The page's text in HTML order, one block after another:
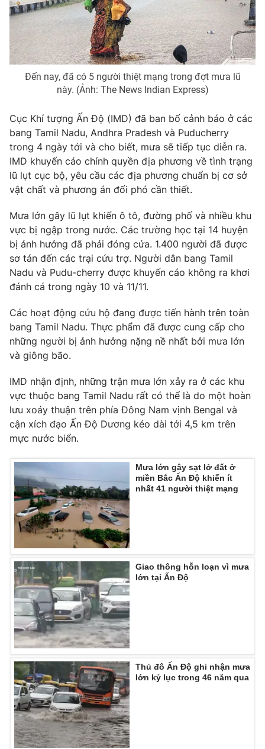
Video Shorts video
VTV Money VTV Thể thao
VTV Sức khoẻ Bất động sản
Thị trường 24h
VTV4 Vươn mình bằng AI
VTV9 VTV8
Liên hệ tòa soạn English
THỜI BÁO VTV
Theo dõi báo trên
Cơ quan báo chí: Thời báo VTV
Giấy phép hoạt động báo in và báo điện tử số 483/GP-BTTTT
cấp ngày 29/12/2023
Tổng Biên tập: Vũ Thanh Thủy
Phó Tổng Biên tập:
Nguyễn Trọng Ninh
Tổng đài VTV:
024.38 355 931 - 024.38 355 932
Ðiện thoại Thời báo VTV:024.66 897 897
Email:toasoan@vtv.vn
Liên hệ quảng cáo:024-7300.7108
® Cấm sao chép dưới mọi hình thức nếu không có sự chấp
thuận bằng văn bản. Ghi rõ nguồn VTV.vn khi phát hành lại
thông tin từ website này.
Đến nay, đã có 5 người thiệt mạng trong đợt mưa lũ
này. (Ảnh: The News Indian Express)
Cục Khí tượng Ấn Độ (IMD) đã ban bố cảnh báo ở các
bang Tamil Nadu, Andhra Pradesh và Puducherry
trong 4 ngày tới và cho biết, mưa sẽ tiếp tục diễn ra.
IMD khuyến cáo chính quyền địa phương về tình trạng
lũ lụt cục bộ, yêu cầu các địa phương chuẩn bị cơ sở
vật chất và phương án đối phó cần thiết.
Mưa lớn gây lũ lụt khiến ô tô, đường phố và nhiều khu
vực bị ngập trong nước. Các trường học tại 14 huyện
bị ảnh hưởng đã phải đóng cửa. 1.400 người đã được
sơ tán đến các trại cứu trợ. Người dân bang Tamil
Nadu và Pudu-cherry được khuyến cáo không ra khơi
đánh cá trong ngày 10 và 11/11.
Các hoạt động cứu hộ đang được tiến hành trên toàn
bang Tamil Nadu. Thực phẩm đã được cung cấp cho
những người bị ảnh hưởng nặng nề nhất bởi mưa lớn
và giông bão.
IMD nhận định, những trận mưa lớn xảy ra ở các khu
vực thuộc bang Tamil Nadu rất có thể là do một hoàn
lưu xoáy thuận trên phía Đông Nam vịnh Bengal và
cận xích đạo Ấn Độ Dương kéo dài tới 4,5 km trên
mực nước biển.
Mưa lớn gây sạt lở đất ở
miền Bắc Ấn Độ khiến ít
nhất 41 người thiệt mạng
Giao thông hỗn loạn vì mưa
lớn tại Ấn Độ
Thủ đô Ấn Độ ghi nhận mưa
lớn kỷ lục trong 46 năm qua